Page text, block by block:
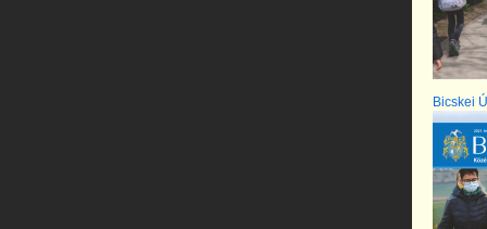
Bicskei